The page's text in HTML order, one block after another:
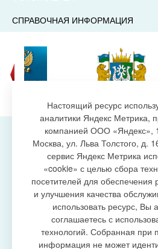
СПРАВОЧНАЯ ИНФОРМАЦИЯ
создание сайта
Администрация
Энергетиков, 6, пгт.
район,
Ханты-Мансийский
(Тюменская область),
Сетевое издание
16+
Учредитель -
Излучинск
Главный редактор -
Настоящий ресурс
аналитики Яндекс Метрика,
компанией ООО «Яндекс»,
Москва, ул. Льва Толстого, д.
сервис Яндекс Метрика
«cookie» с целью сбора
посетителей для обеспечения
и улучшения качества
использовать ресурс, Вы
соглашаетесь с
технологий. Собранная
информация не может